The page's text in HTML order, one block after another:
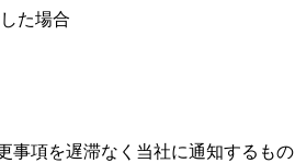
た場合
項を遅滞なく当社に通知するもの